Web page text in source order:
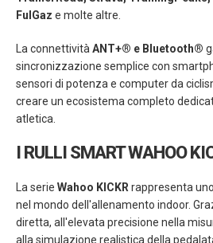
FulGaz e molte altre.
La connettività ANT+® e Bluetooth®
sincronizzazione semplice con
sensori di potenza e computer da
creare un ecosistema completo
atletica.
I RULLI SMART WAHOO
La serie Wahoo KICKR rappresenta
nel mondo dell'allenamento indoor.
diretta, all'elevata precisione nella
alla simulazione realistica della